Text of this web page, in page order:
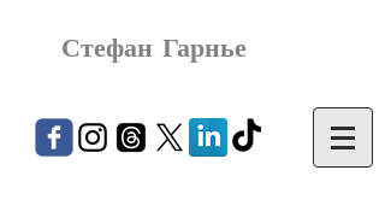
Стефан Гарнье